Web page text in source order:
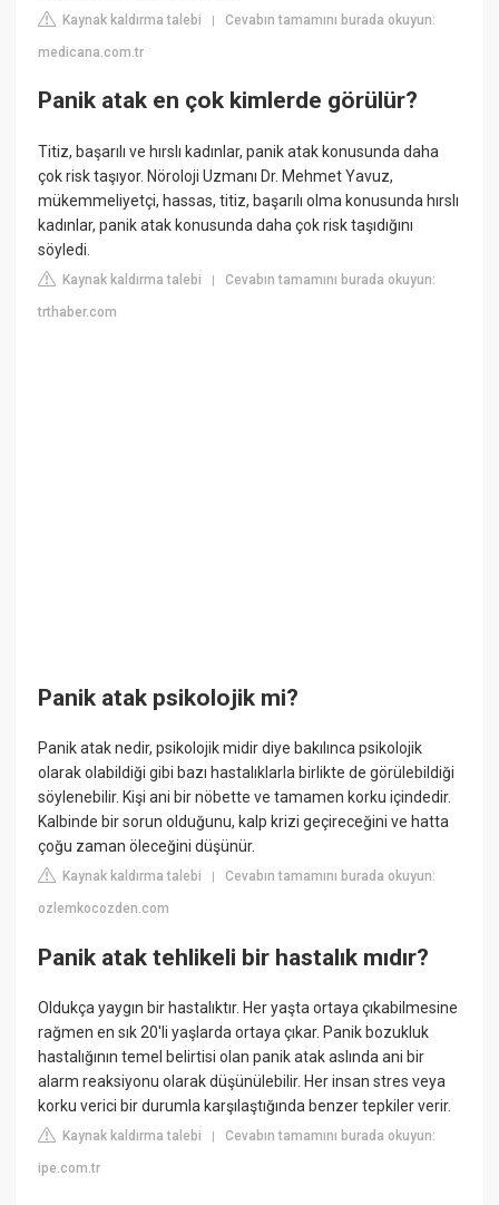
Kaynak kaldırma talebi |Cevabın tamamını burada okuyun:
medicana.com.tr
Panik atak en çok kimlerde görülür?
Titiz, başarılı ve hırslı kadınlar, panik atak konusunda daha
çok risk taşıyor. Nöroloji Uzmanı Dr. Mehmet Yavuz,
mükemmeliyetçi, hassas, titiz, başarılı olma konusunda hırslı
kadınlar, panik atak konusunda daha çok risk taşıdığını
söyledi.
Kaynak kaldırma talebi |Cevabın tamamını burada okuyun:
trthaber.com
Panik atak psikolojik mi?
Panik atak nedir, psikolojik midir diye bakılınca psikolojik
olarak olabildiği gibi bazı hastalıklarla birlikte de görülebildiği
söylenebilir. Kişi ani bir nöbette ve tamamen korku içindedir.
Kalbinde bir sorun olduğunu, kalp krizi geçireceğini ve hatta
çoğu zaman öleceğini düşünür.
Kaynak kaldırma talebi |Cevabın tamamını burada okuyun:
ozlemkocozden.com
Panik atak tehlikeli bir hastalık mıdır?
Oldukça yaygın bir hastalıktır. Her yaşta ortaya çıkabilmesine
rağmen en sık 20'li yaşlarda ortaya çıkar. Panik bozukluk
hastalığının temel belirtisi olan panik atak aslında ani bir
alarm reaksiyonu olarak düşünülebilir. Her insan stres veya
korku verici bir durumla karşılaştığında benzer tepkiler verir.
Kaynak kaldırma talebi |Cevabın tamamını burada okuyun:
ipe.com.tr